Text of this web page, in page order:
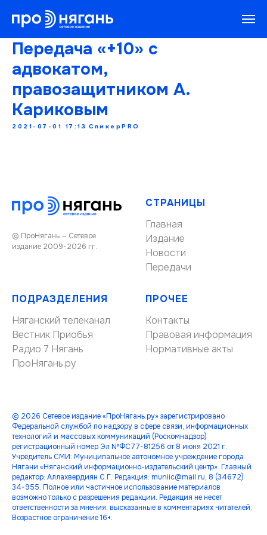
Передача «+10» с
адвокатом,
правозащитником А.
Кариковым
2021-07-01 17:13 СпикерPRO
© ПроНягань — Сетевое
издание 2009-2026 гг.
СТРАНИЦЫ
Главная
Издание
Новости
Передачи
ПОДРАЗДЕЛЕНИЯ
Няганский телеканал
Вестник Приобья
Радио 7 Нягань
ПроНягань.ру
ПРОЧЕЕ
Контакты
Правовая информация
Нормативные акты
© 2026 Сетевое издание «ПроНягань.ру» зарегистрировано
Федеральной службой по надзору в сфере связи, информационных
технологий и массовых коммуникаций (Роскомнадзор)
регистрационный номер Эл №ФС77-81256 от 8 июня 2021 г.
Учредитель СМИ: Муниципальное автономное учреждение города
Нягани «Няганский информационно-издательский центр». Главный
редактор: Аллахвердиян С.Г. Редакция: muniic@mail.ru, 8 (34672)
34-955. Полное или частичное использование материалов
возможно только с разрешения редакции. Редакция не несет
ответственности за мнения, высказанные в комментариях читателей.
Возрастное ограничение 16+.